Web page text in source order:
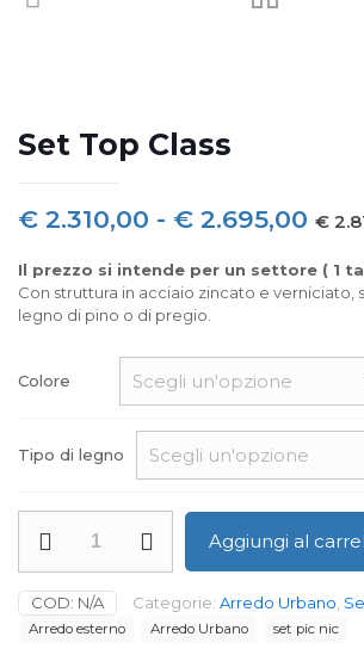
Set Top Class
€ 2.310,00 - € 2.695,00
€
a
€
€
Il prezzo si intende per un settore ( 1
Con struttura in acciaio zincato e verniciato,
legno di pino o di pregio.
Colore
Tipo di legno
quantità
Aggiungi al
COD: N/A Categorie: Arredo Urbano
Arredo esterno Arredo Urbano set pic nic